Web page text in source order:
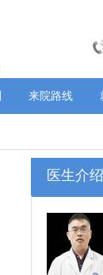
来院路线
医生介绍